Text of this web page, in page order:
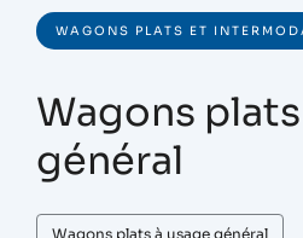
WAGONS PLATS ET
Wagons
général
Wagons plats à usage général